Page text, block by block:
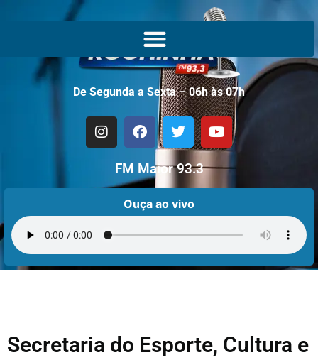
De Segunda a Sexta – 06h às 07h
FM Maior 93.3
Ouça ao vivo
Secretaria do Esporte, Cultura e